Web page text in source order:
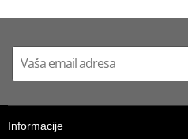
Informacije